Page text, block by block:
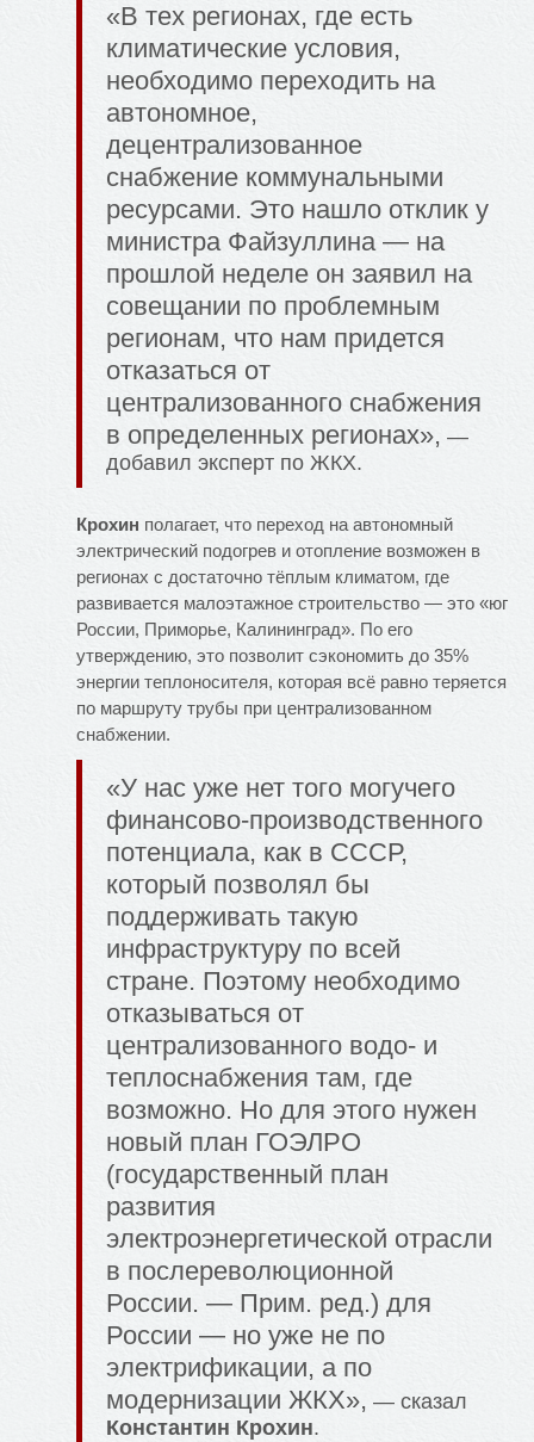
«В тех регионах, где есть
климатические условия,
необходимо переходить на
автономное,
децентрализованное
снабжение коммунальными
ресурсами. Это нашло отклик у
министра Файзуллина — на
прошлой неделе он заявил на
совещании по проблемным
регионам, что нам придется
отказаться от
централизованного снабжения
в определенных регионах», —
добавил эксперт по ЖКХ.
Крохин полагает, что переход на автономный
электрический подогрев и отопление возможен в
регионах с достаточно тёплым климатом, где
развивается малоэтажное строительство — это «юг
России, Приморье, Калининград». По его
утверждению, это позволит сэкономить до 35%
энергии теплоносителя, которая всё равно теряется
по маршруту трубы при централизованном
снабжении.
«У нас уже нет того могучего
финансово-производственного
потенциала, как в СССР,
который позволял бы
поддерживать такую
инфраструктуру по всей
стране. Поэтому необходимо
отказываться от
централизованного водо- и
теплоснабжения там, где
возможно. Но для этого нужен
новый план ГОЭЛРО
(государственный план
развития
электроэнергетической отрасли
в послереволюционной
России. — Прим. ред.) для
России — но уже не по
электрификации, а по
модернизации ЖКХ», — сказал
Константин Крохин.